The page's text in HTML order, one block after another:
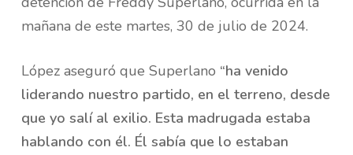
mañana de este martes, 30 de julio de 2024.
López aseguró que Superlano “ha venido
liderando nuestro partido, en el terreno, desde
que yo salí al exilio. Esta madrugada estaba
hablando con él. Él sabía que lo estaban